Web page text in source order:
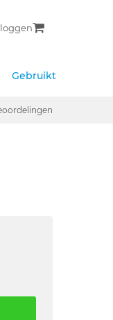
Gebruikt